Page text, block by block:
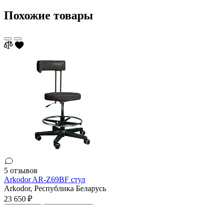
Похожие товары
5 отзывов
Arkodor AR-Z69BF стул
Arkodor, Республика Беларусь
23 650 ₽